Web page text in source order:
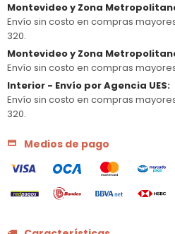
Montevideo y Zona
Envío sin costo en compras
320.
Montevideo y Zona
Envío sin costo en compras
Interior - Envío por Agencia UES:
Envío sin costo en compras
320.
Medios de pago